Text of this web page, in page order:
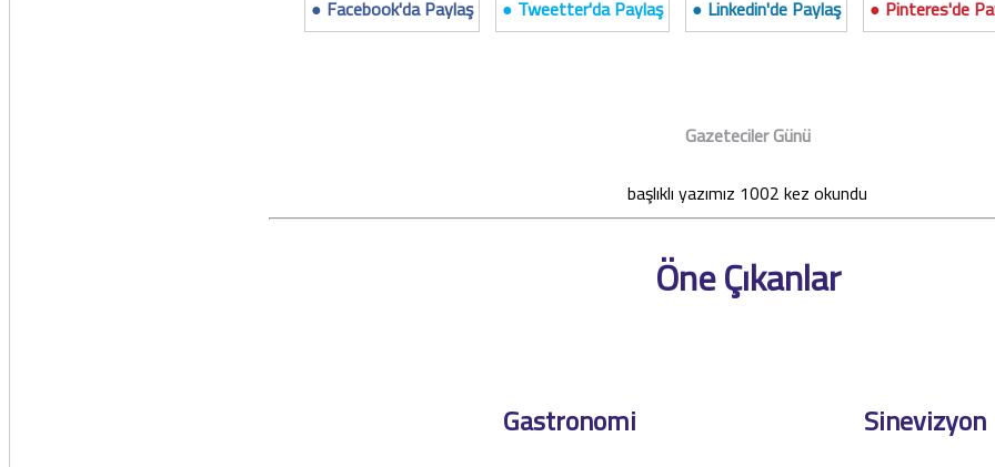
● Facebook'da Paylaş
● Tweetter'da Paylaş ● Linkedin'de Paylaş ● Pinteres'de
Gazeteciler Günü
başlıklı yazımız 1002 kez okundu
Öne Çıkanlar
Gastronomi Sinevizyon